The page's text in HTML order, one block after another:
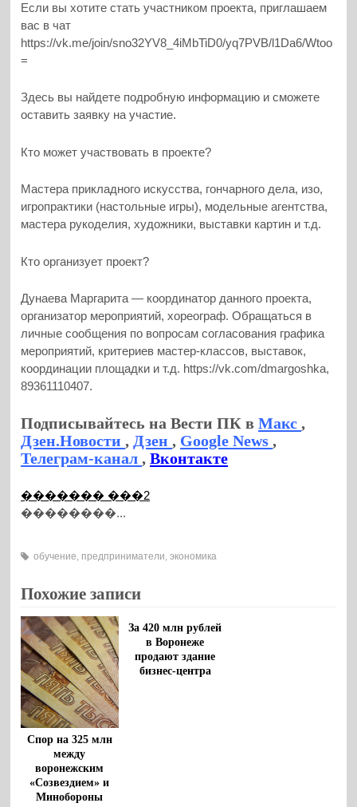
Если вы хотите стать участником проекта, приглашаем
вас в чат
https://vk.me/join/sno32YV8_4iMbTiD0/yq7PVB/l1Da6/Wtoo
=
Здесь вы найдете подробную информацию и сможете
оставить заявку на участие.
Кто может участвовать в проекте?
Мастера прикладного искусства, гончарного дела, изо,
игропрактики (настольные игры), модельные агентства,
мастера рукоделия, художники, выставки картин и т.д.
Кто организует проект?
Дунаева Маргарита — координатор данного проекта,
организатор мероприятий, хореограф. Обращаться в
личные сообщения по вопросам согласования графика
мероприятий, критериев мастер-классов, выставок,
координации площадки и т.д. https://vk.com/dmargoshka,
89361110407.
Подписывайтесь на Вести ПК вМакс,
Дзен.Новости, Дзен, Google News,
Телеграм-канал,Вконтакте
������� ���2
��������...
обучение, предприниматели,экономика
Похожие записи
Спор на 325 млн
между
воронежским
«Созвездием» и
Минобороны
За 420 млн рублей
в Воронеже
продают здание
бизнес-центра